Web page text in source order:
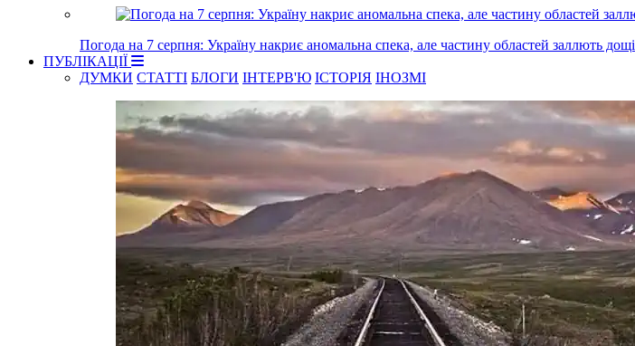
Погода на 7 серпня: Україну накриє аномальна спека, але частину областей заллють дощі
ПУБЛІКАЦІЇ
ДУМКИ СТАТТІ БЛОГИ ІНТЕРВ'Ю ІСТОРІЯ ІНОЗМІ